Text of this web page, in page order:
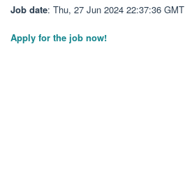
Job date: Thu, 27 Jun 2024 22:37:36 GMT
Apply for the job now!